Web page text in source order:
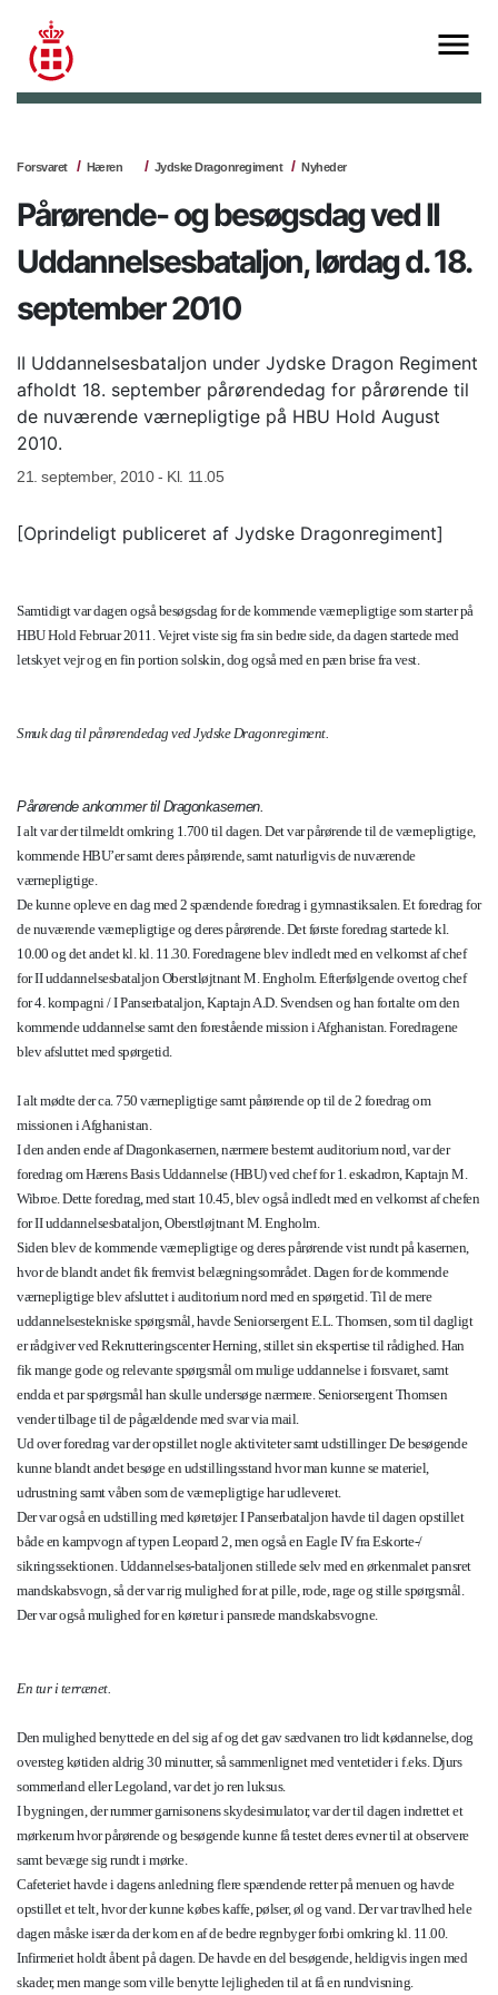
Forsvaret Hæren Jydske Dragonregiment Nyheder
Pårørende- og besøgsdag ved II
Uddannelsesbataljon, lørdag d. 18.
september 2010
II Uddannelsesbataljon under Jydske Dragon Regiment
afholdt 18. september pårørendedag for pårørende til
de nuværende værnepligtige på HBU Hold August
2010.
21. september, 2010 - Kl. 11.05
[Oprindeligt publiceret af Jydske Dragonregiment]
Samtidigt var dagen også besøgsdag for de kommende værnepligtige som starter på
HBU Hold Februar 2011. Vejret viste sig fra sin bedre side, da dagen startede med
letskyet vejr og en fin portion solskin, dog også med en pæn brise fra vest.
Smuk dag til pårørendedag ved Jydske Dragonregiment.
Pårørende ankommer til Dragonkasernen.
I alt var der tilmeldt omkring 1.700 til dagen. Det var pårørende til de værnepligtige,
kommende HBU’er samt deres pårørende, samt naturligvis de nuværende
værnepligtige.
De kunne opleve en dag med 2 spændende foredrag i gymnastiksalen. Et foredrag for
de nuværende værnepligtige og deres pårørende. Det første foredrag startede kl.
10.00 og det andet kl. kl. 11.30. Foredragene blev indledt med en velkomst af chef
for II uddannelsesbataljon Oberstløjtnant M. Engholm. Efterfølgende overtog chef
for 4. kompagni / I Panserbataljon, Kaptajn A.D. Svendsen og han fortalte om den
kommende uddannelse samt den forestående mission i Afghanistan. Foredragene
blev afsluttet med spørgetid.
I alt mødte der ca. 750 værnepligtige samt pårørende op til de 2 foredrag om
missionen i Afghanistan.
I den anden ende af Dragonkasernen, nærmere bestemt auditorium nord, var der
foredrag om Hærens Basis Uddannelse (HBU) ved chef for 1. eskadron, Kaptajn M.
Wibroe. Dette foredrag, med start 10.45, blev også indledt med en velkomst af chefen
for II uddannelsesbataljon, Oberstløjtnant M. Engholm.
Siden blev de kommende værnepligtige og deres pårørende vist rundt på kasernen,
hvor de blandt andet fik fremvist belægningsområdet. Dagen for de kommende
værnepligtige blev afsluttet i auditorium nord med en spørgetid. Til de mere
uddannelsestekniske spørgsmål, havde Seniorsergent E.L. Thomsen, som til dagligt
er rådgiver ved Rekrutteringscenter Herning, stillet sin ekspertise til rådighed. Han
fik mange gode og relevante spørgsmål om mulige uddannelse i forsvaret, samt
endda et par spørgsmål han skulle undersøge nærmere. Seniorsergent Thomsen
vender tilbage til de pågældende med svar via mail.
Ud over foredrag var der opstillet nogle aktiviteter samt udstillinger. De besøgende
kunne blandt andet besøge en udstillingsstand hvor man kunne se materiel,
udrustning samt våben som de værnepligtige har udleveret.
Der var også en udstilling med køretøjer. I Panserbataljon havde til dagen opstillet
både en kampvogn af typen Leopard 2, men også en Eagle IV fra Eskorte-/
sikringssektionen. Uddannelses-bataljonen stillede selv med en ørkenmalet pansret
mandskabsvogn, så der var rig mulighed for at pille, rode, rage og stille spørgsmål.
Der var også mulighed for en køretur i pansrede mandskabsvogne.
En tur i terrænet.
Den mulighed benyttede en del sig af og det gav sædvanen tro lidt kødannelse, dog
oversteg køtiden aldrig 30 minutter, så sammenlignet med ventetider i f.eks. Djurs
sommerland eller Legoland, var det jo ren luksus.
I bygningen, der rummer garnisonens skydesimulator, var der til dagen indrettet et
mørkerum hvor pårørende og besøgende kunne få testet deres evner til at observere
samt bevæge sig rundt i mørke.
Cafeteriet havde i dagens anledning flere spændende retter på menuen og havde
opstillet et telt, hvor der kunne købes kaffe, pølser, øl og vand. Der var travlhed hele
dagen måske især da der kom en af de bedre regnbyger forbi omkring kl. 11.00.
Infirmeriet holdt åbent på dagen. De havde en del besøgende, heldigvis ingen med
skader, men mange som ville benytte lejligheden til at få en rundvisning.